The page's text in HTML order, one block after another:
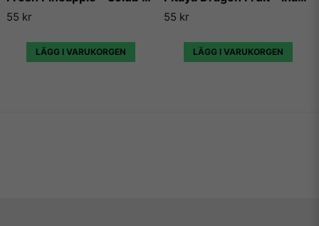
55 kr
LÄGG I VARUKORGEN
55 kr
LÄGG I VARUKORGEN
något recept på en e-juice vi själva inte har kunnat testa.